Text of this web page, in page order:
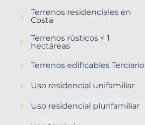
Terrenos residenciales en
Costa
Terrenos rústicos < 1
hectáreas
Terrenos edificables Terciario
Uso residencial unifamiliar
Uso residencial plurifamiliar